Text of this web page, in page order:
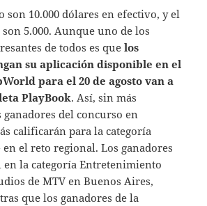
10.000 dólares en efectivo, y el
5.000. Aunque uno de los
de todos es quelos
su aplicación disponible en el
para el 20 de agosto van a
PlayBook. Así, sin más
del concurso en
calificarán para la categoría
el reto regional. Los ganadores
la categoría Entretenimiento
de MTV en Buenos Aires,
que los ganadores de la